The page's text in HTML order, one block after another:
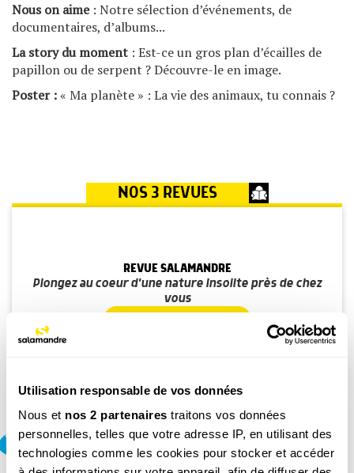
Utilisation responsable de vos données
Nous et nos 2 partenaires traitons vos données
personnelles, telles que votre adresse IP, en utilisant des
technologies comme les cookies pour stocker et accéder
Nous on aime: Notre sélection d’événements, de
documentaires, d’albums...
La story du moment : Est-ce un gros plan d’écailles de
papillon ou de serpent ? Découvre-le en image.
Poster :« Ma planète » : La vie des animaux, tu connais ?
NOS 3 REVUES
REVUE SALAMANDRE
Plongez au coeur d'une nature insolite près de chez
vous
8-12
ans